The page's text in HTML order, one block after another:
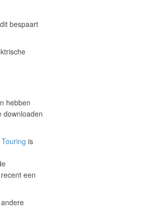
bespaart
hebben
downloaden
is
een